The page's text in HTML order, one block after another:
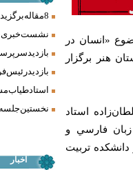
8 مقاله برگزیده همایش «فرش، سنت، هنر» ارائه شد
نشست خبری
بازدید
بازدید رئیس
استاد طیاب
نخستین جلسه
اخبار
«انسان در
هنر برگزار
استاد
زبان فارسي و
دانشكده تربيت